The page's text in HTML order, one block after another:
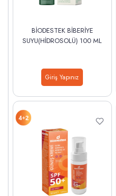
BİODESTEK BİBERİYE
SUYU(HİDROSOLÜ) 100 ML
Giriş Yapınız